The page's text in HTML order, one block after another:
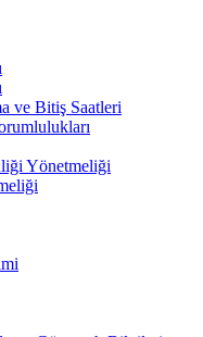
ve Bitiş Saatleri
Yönetmeliği